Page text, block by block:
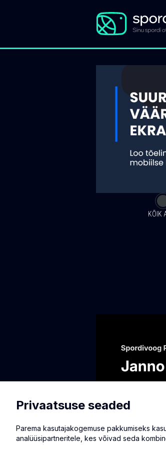
KÕIK
Privaatsuse seaded
Parema kasutajakogemuse pakkumiseks
analüüsipartneritele, kes võivad seda